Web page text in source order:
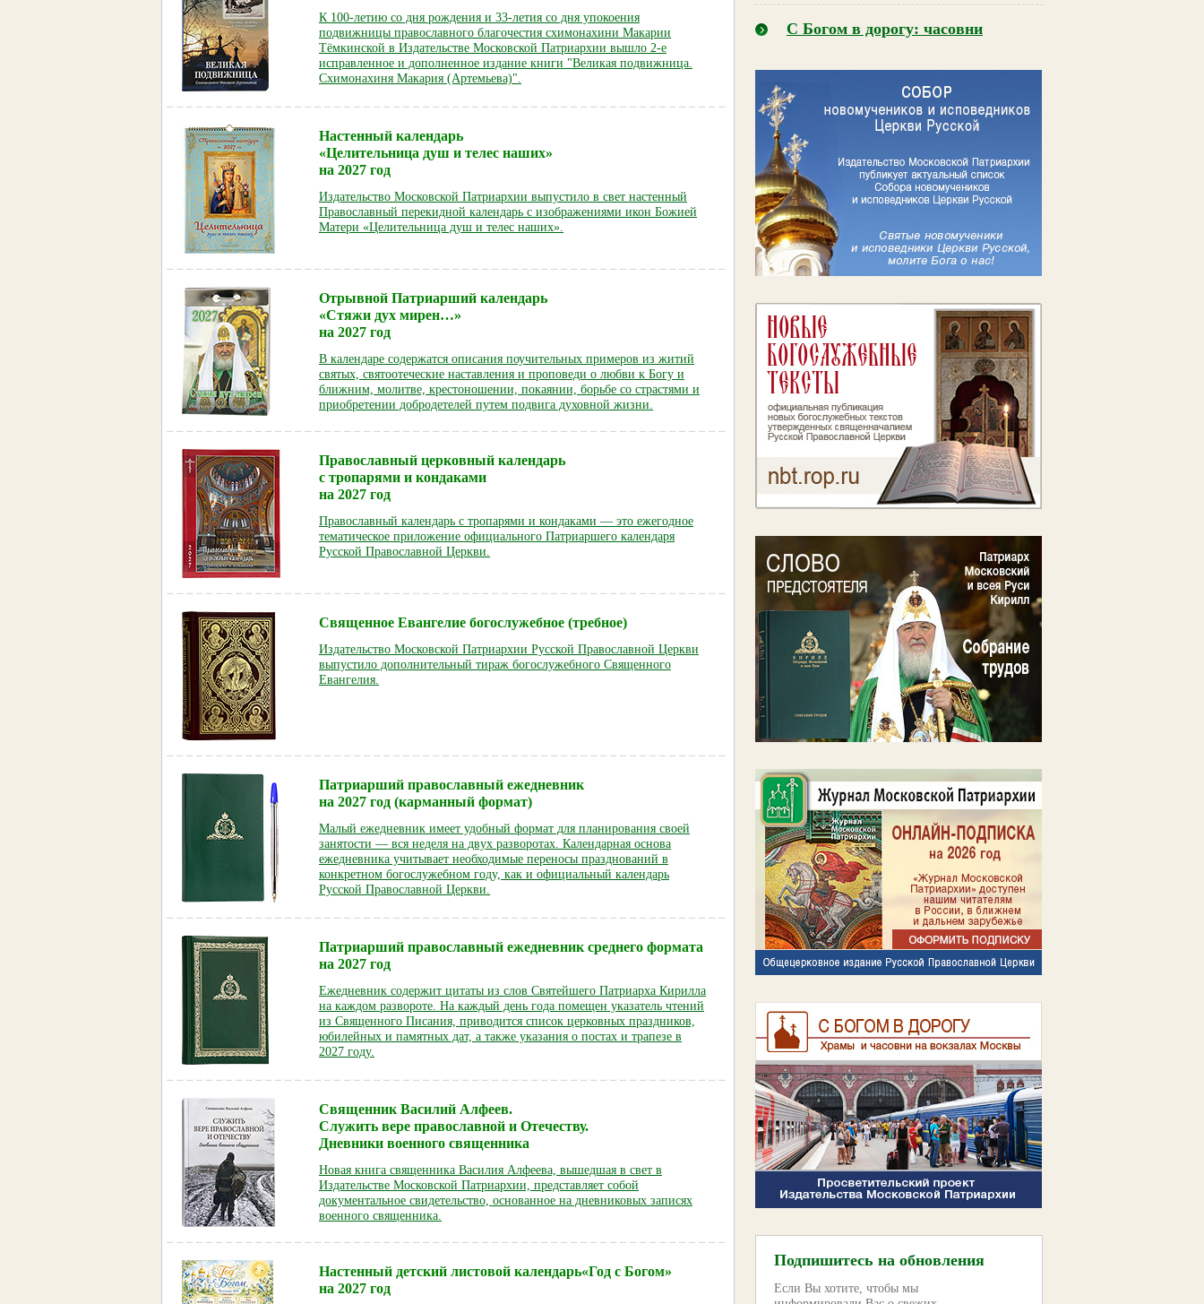
С Богом в дорогу: часовни
Подпишитесь на обновления
Если Вы хотите, чтобы мы
К 100-летию со дня рождения и 33-летия со дня упокоения
подвижницы православного благочестия схимонахини Макарии
Тёмкинской в Издательстве Московской Патриархии вышло 2-е
исправленное и дополненное издание книги "Великая подвижница.
Схимонахиня Макария (Артемьева)".
Настенный календарь
«Целительница душ и телес наших»
на 2027 год
Издательство Московской Патриархии выпустило в свет настенный
Православный перекидной календарь с изображениями икон Божией
Матери «Целительница душ и телес наших».
Отрывной Патриарший календарь
«Стяжи дух мирен…»
на 2027 год
В календаре содержатся описания поучительных примеров из житий
святых, святоотеческие наставления и проповеди о любви к Богу и
ближним, молитве, крестоношении, покаянии, борьбе со страстями и
приобретении добродетелей путем подвига духовной жизни.
Православный церковный календарь
с тропарями и кондаками
на 2027 год
Православный календарь с тропарями и кондаками — это ежегодное
тематическое приложение официального Патриаршего календаря
Русской Православной Церкви.
Священное Евангелие богослужебное (требное)
Издательство Московской Патриархии Русской Православной Церкви
выпустило дополнительный тираж богослужебного Священного
Евангелия.
Патриарший православный ежедневник
на 2027 год (карманный формат)
Малый ежедневник имеет удобный формат для планирования своей
занятости — вся неделя на двух разворотах. Календарная основа
ежедневника учитывает необходимые переносы празднований в
конкретном богослужебном году, как и официальный календарь
Русской Православной Церкви.
Патриарший православный ежедневник среднего формата
на 2027 год
Ежедневник содержит цитаты из слов Святейшего Патриарха Кирилла
на каждом развороте. На каждый день года помещен указатель чтений
из Священного Писания, приводится список церковных праздников,
юбилейных и памятных дат, а также указания о постах и трапезе в
2027 году.
Священник Василий Алфеев.
Служить вере православной и Отечеству.
Дневники военного священника
Новая книга священника Василия Алфеева, вышедшая в свет в
Издательстве Московской Патриархии, представляет собой
документальное свидетельство, основанное на дневниковых записях
военного священника.
Настенный детский листовой календарь«Год с Богом»
на 2027 год